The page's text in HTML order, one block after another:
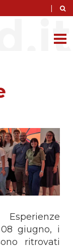
|
giugno, i
ritrovati